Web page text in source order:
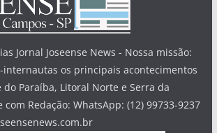
Jornal Joseense News - Nossa missão:
internautas os principais acontecimentos
do Paraíba, Litoral Norte e Serra da
Redação: WhatsApp: (12) 99733-9237